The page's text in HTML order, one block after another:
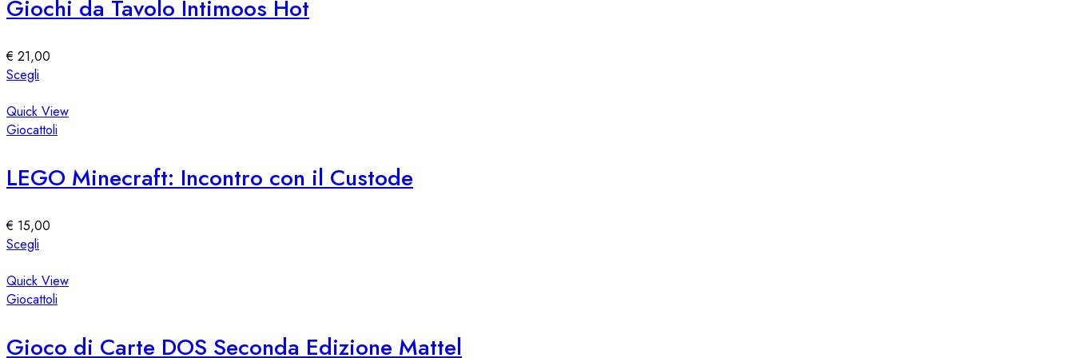
opzioni
essere
pagina
del
Giochi da Tavolo Intimoos Hot
€ 21,00
Scegli
ha
più
Le
opzioni
essere
pagina
del
Quick View
Giocattoli
LEGO Minecraft: Incontro con il Custode
€ 15,00
Scegli
ha
più
opzioni
Quick View
Giocattoli
Gioco di Carte DOS Seconda Edizione Mattel